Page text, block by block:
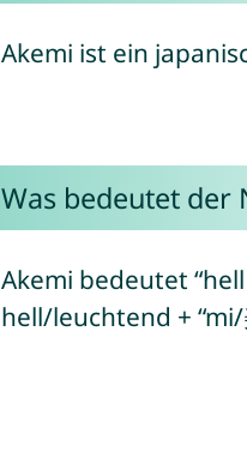
Akemi ist ein
Was bedeutet der
Akemi bedeutet
hell/leuchtend +